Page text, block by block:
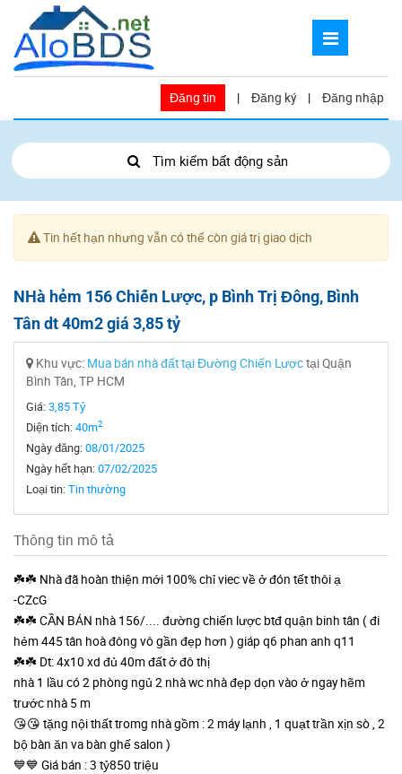
Đăng tin | Đăng ký | Đăng nhập
Tìm kiếm bất động sản
Tin hết hạn nhưng vẫn có thể còn giá trị giao dịch
NHà hẻm 156 Chiến Lược, p Bình Trị Đông, Bình
Tân dt 40m2 giá 3,85 tỷ
Khu vực: Mua bán nhà đất tại Đường Chiến Lượctại Quận
Bình Tân, TP HCM
Giá:3,85 Tỷ
Diện tích:40m2
Ngày đăng:08/01/2025
Ngày hết hạn:07/02/2025
Loại tin:Tin thường
Thông tin mô tả
☘️☘️ Nhà đã hoàn thiện mới 100% chỉ viec về ở đón tết thôi ạ
-CZcG
☘️☘️ CẦN BÁN nhà 156/.... đường chiến lược btđ quận binh tân ( đi
hẻm 445 tân hoà đông vô gần đẹp hơn ) giáp q6 phan anh q11
☘️☘️ Dt: 4x10 xd đủ 40m đất ở đô thị
nhà 1 lầu có 2 phòng ngủ 2 nhà wc nhà đẹp dọn vào ở ngay hẽm
trước nhà 5 m
😘😘 tặng nội thất tromg nhà gồm : 2 máy lạnh , 1 quạt trần xịn sò , 2
bộ bàn ăn va bàn ghế salon )
💙💙 Giá bán : 3 tỷ850 triệu